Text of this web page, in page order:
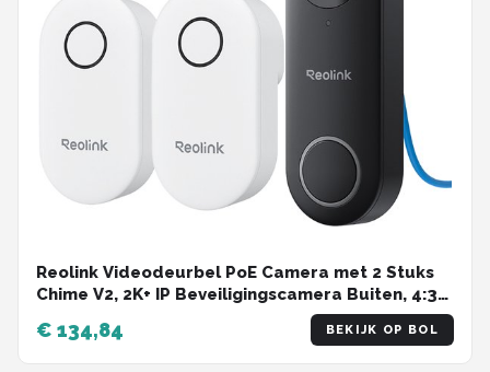
Reolink Videodeurbel PoE Camera met 2 Stuks
Chime V2, 2K+ IP Beveiligingscamera Buiten, 4:3
Beeldverhouding, 180° Diagonaal,
Tweewegcommunicatie, Plug & Play, Beveiligde
Lokale Opslag, Geen Maandelijkse Kosten
€ 134,84 BEKIJK OP BOL